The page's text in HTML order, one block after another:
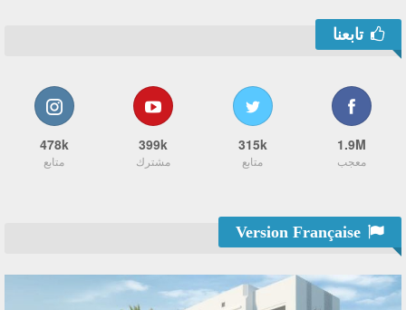
تابعنا
1.9M
معجب
315k
متابع
399k
مشترك
478k
متابع